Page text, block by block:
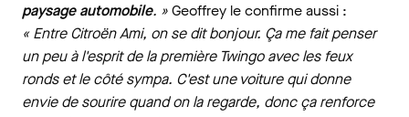
paysage automobile. »Geoffrey le confirme aussi :
« Entre Citroën Ami, on se dit bonjour. Ça me fait penser
un peu à l'esprit de la première Twingo avec les feux
ronds et le côté sympa. C'est une voiture qui donne
envie de sourire quand on la regarde, donc ça renforce